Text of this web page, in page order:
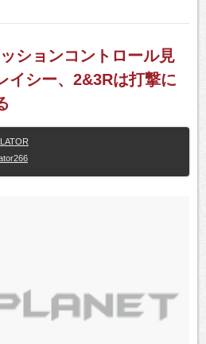
ションコントロール見
イシー、2&3Rは打撃に